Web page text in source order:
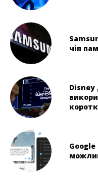
чіп
Disney